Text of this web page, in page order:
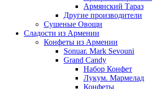
Армянский Тараз
Другие производители
Сушеные Овощи
Сладости из Армении
Конфеты из Армении
Sonuar. Mark Sevouni
Grand Candy
Набор Конфет
Лукум. Мармелад
Конфеты